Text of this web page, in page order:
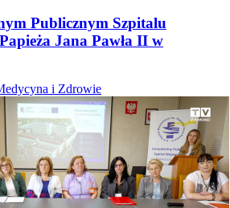
Publicznym Szpitalu
Jana Pawła II w
i Zdrowie